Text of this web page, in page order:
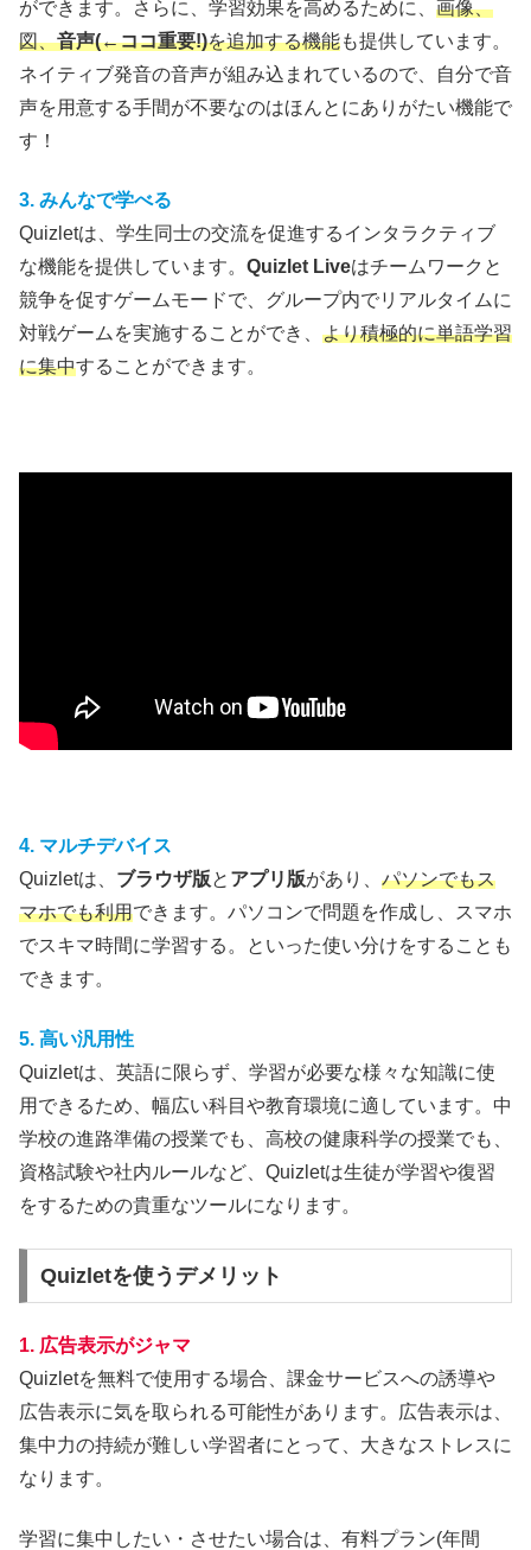
ができます。さらに、学習効果を高めるために、 画像、
図、音声(←ココ重要!)を追加する機能も提供しています。
ネイティブ発音の音声が組み込まれているので、自分で音
声を用意する手間が不要なのはほんとにありがたい機能で
す！
3. みんなで学べる
Quizletは、学生同士の交流を促進するインタラクティブ
な機能を提供しています。 Quizlet Liveはチームワークと
競争を促すゲームモードで、グループ内でリアルタイムに
対戦ゲームを実施することができ、 より積極的に単語学習
に集中することができます。
4. マルチデバイス
Quizletは、 ブラウザ版と アプリ版があり、 パソンでもス
マホでも利用できます。パソコンで問題を作成し、スマホ
でスキマ時間に学習する。といった使い分けをすることも
できます。
5. 高い汎用性
Quizletは、英語に限らず、学習が必要な様々な知識に使
用できるため、幅広い科目や教育環境に適しています。中
学校の進路準備の授業でも、高校の健康科学の授業でも、
資格試験や社内ルールなど、Quizletは生徒が学習や復習
をするための貴重なツールになります。
Quizletを使うデメリット
1. 広告表示がジャマ
Quizletを無料で使用する場合、課金サービスへの誘導や
広告表示に気を取られる可能性があります。広告表示は、
集中力の持続が難しい学習者にとって、大きなストレスに
なります。
学習に集中したい・させたい場合は、有料プラン(年間